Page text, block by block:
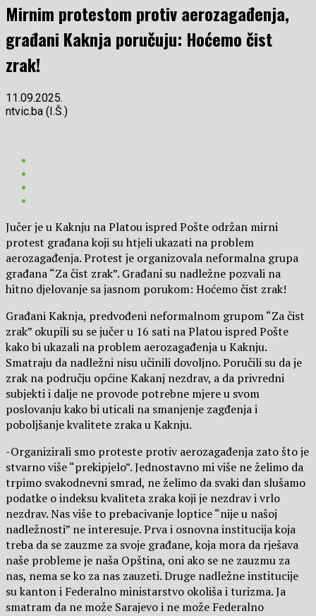
Mirnim protestom protiv aerozagađenja,
građani Kaknja poručuju: Hoćemo čist
zrak!
11.09.2025.
ntvic.ba (I.Š.)
Jučer je u Kaknju na Platou ispred Pošte održan mirni
protest građana koji su htjeli ukazati na problem
aerozagađenja. Protest je organizovala neformalna grupa
građana “Za čist zrak”. Građani su nadležne pozvali na
hitno djelovanje sa jasnom porukom: Hoćemo čist zrak!
Građani Kaknja, predvođeni neformalnom grupom “Za čist
zrak” okupili su se jučer u 16 sati na Platou ispred Pošte
kako bi ukazali na problem aerozagađenja u Kaknju.
Smatraju da nadležni nisu učinili dovoljno. Poručili su da je
zrak na području općine Kakanj nezdrav, a da privredni
subjekti i dalje ne provode potrebne mjere u svom
poslovanju kako bi uticali na smanjenje zagđenja i
poboljšanje kvalitete zraka u Kaknju.
-Organizirali smo proteste protiv aerozagađenja zato što je
stvarno više “prekipjelo”. Jednostavno mi više ne želimo da
trpimo svakodnevni smrad, ne želimo da svaki dan slušamo
podatke o indeksu kvaliteta zraka koji je nezdrav i vrlo
nezdrav. Nas više to prebacivanje loptice “nije u našoj
nadležnosti” ne interesuje. Prva i osnovna institucija koja
treba da se zauzme za svoje građane, koja mora da rješava
naše probleme je naša Opština, oni ako se ne zauzmu za
nas, nema se ko za nas zauzeti. Druge nadležne institucije
su kanton i Federalno ministarstvo okoliša i turizma. Ja
smatram da ne može Sarajevo i ne može Federalno